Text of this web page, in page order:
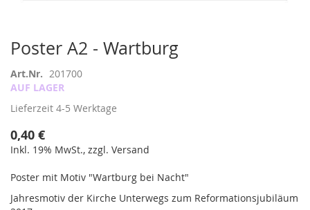
Poster A2 - Wartburg
Art.Nr. 201700
AUF LAGER
Lieferzeit 4-5 Werktage
0,40 €
Inkl. 19% MwSt., zzgl. Versand
Poster mit Motiv "Wartburg bei Nacht"
Jahresmotiv der Kirche Unterwegs zum Reformationsjubiläum
Zum
Anfang
der
Bildergalerie